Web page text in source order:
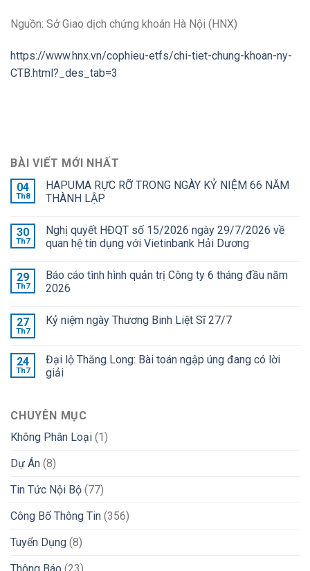
Nguồn: Sở Giao dịch chứng khoán Hà Nội (HNX)
https://www.hnx.vn/cophieu-etfs/chi-tiet-chung-khoan-ny-
CTB.html?_des_tab=3
BÀI VIẾT MỚI NHẤT
04
Th8
HAPUMA RỰC RỠ TRONG NGÀY KỶ NIỆM 66 NĂM
THÀNH LẬP
30
Th7
Nghị quyết HĐQT số 15/2026 ngày 29/7/2026 về
quan hệ tín dụng với Vietinbank Hải Dương
29
Th7
Báo cáo tình hình quản trị Công ty 6 tháng đầu năm
2026
27
Th7
Kỷ niệm ngày Thương Binh Liệt Sĩ 27/7
24
Th7
Đại lộ Thăng Long: Bài toán ngập úng đang có lời
giải
CHUYÊN MỤC
Không Phân Loại (1)
Dự Án (8)
Tin Tức Nội Bộ (77)
Công Bố Thông Tin (356)
Tuyển Dụng (8)